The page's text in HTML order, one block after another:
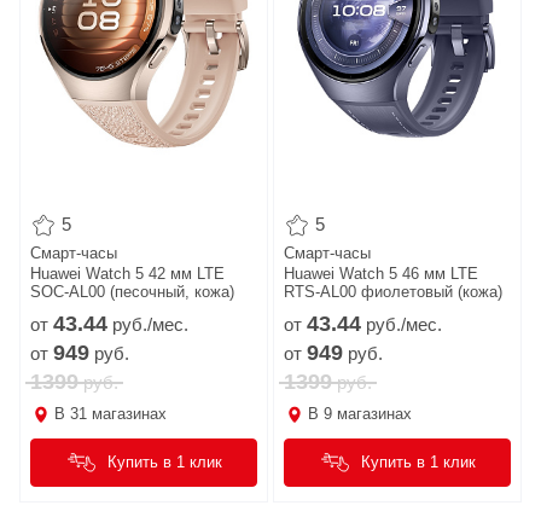
5
Смарт-часы
Huawei Watch 5 42 мм LTE
SOC-AL00 (песочный, кожа)
от 43.44 руб./мес.
от 949 руб.
1399руб.
В 31 магазинах
Купить в 1 клик
5
Смарт-часы
Huawei Watch 5 46 мм LTE
RTS-AL00 фиолетовый (кожа)
от 43.44 руб./мес.
от 949 руб.
1399руб.
В 9 магазинах
Купить в 1 клик